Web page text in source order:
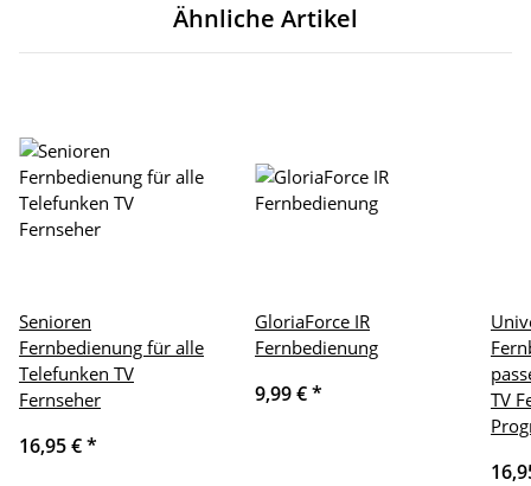
Ähnliche Artikel
Senioren
Fernbedienung für alle
Telefunken TV
Fernseher
16,95 €*
GloriaForce IR
Fernbedienung
9,99 €*
TV